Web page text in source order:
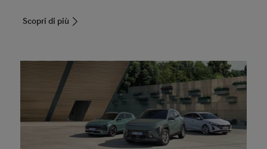
Scopri di più